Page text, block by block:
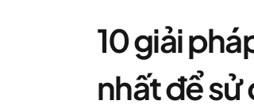
10 giải
nhất để sử